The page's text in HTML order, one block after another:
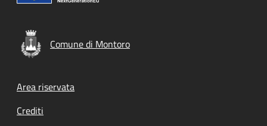
Comune di Montoro
Footer menu
Area riservata
Crediti